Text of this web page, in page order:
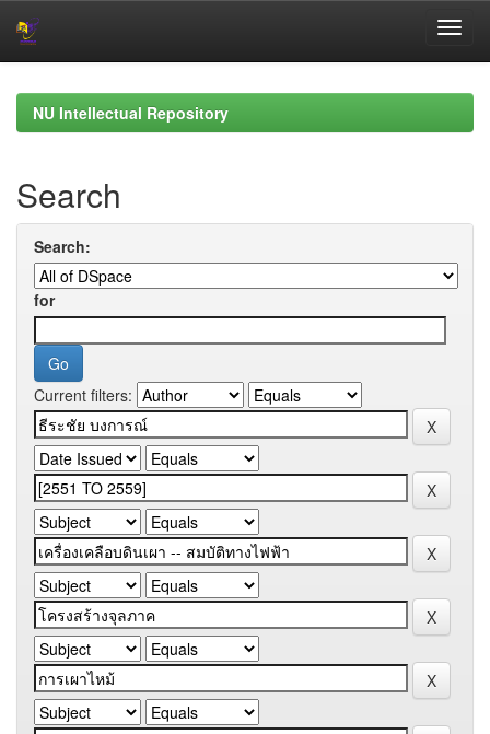
navigationNU Intellectual Repository
Search
Search:
for
Current filters: